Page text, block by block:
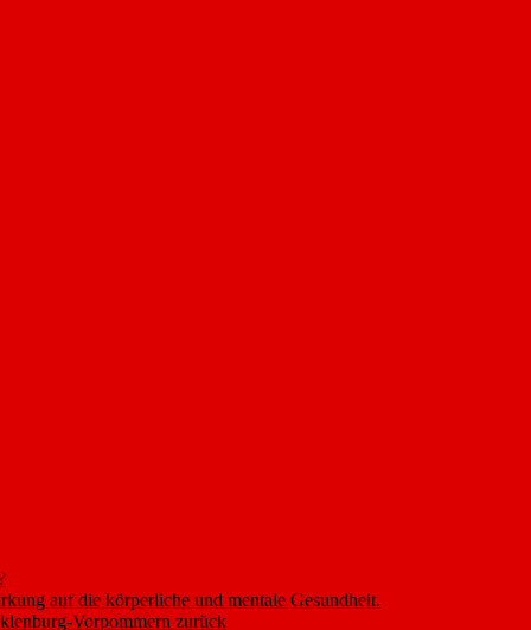
auf die körperliche und mentale Gesundheit.
Vorpommern zurück